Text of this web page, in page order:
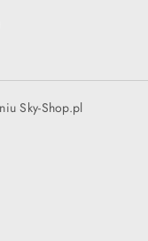
Sky-Shop.pl